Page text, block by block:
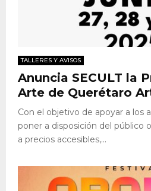
TALLERES Y AVISOS
Anuncia SECULT la
Arte de Querétaro
Con el objetivo de apoyar a los
poner a disposición del público
a precios accesibles,...